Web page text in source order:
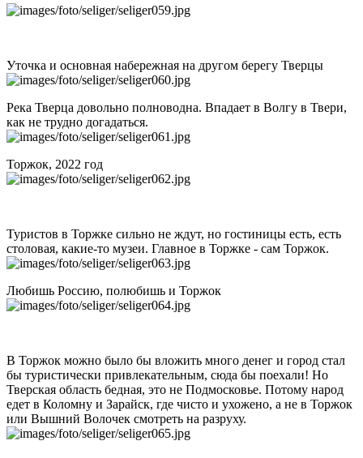
Уточка и основная набережная на другом берегу Тверцы
Река Тверца довольно полноводна. Впадает в Волгу в Твери,
как не трудно догадаться.
Торжок, 2022 год
Туристов в Торжке сильно не ждут, но гостиницы есть, есть
столовая, какие-то музеи. Главное в Торжке - сам Торжок.
Любишь Россию, полюбишь и Торжок
В Торжок можно было бы вложить много денег и город стал
бы туристически привлекательным, сюда бы поехали! Но
Тверская область бедная, это не Подмосковье. Потому народ
едет в Коломну и Зарайск, где чисто и ухожено, а не в Торжок
или Вышний Волочек смотреть на разруху.